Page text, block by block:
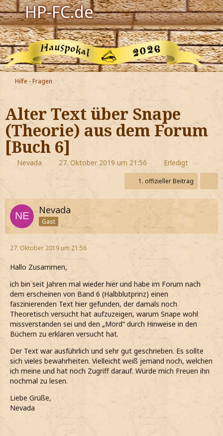
HP-FC.de
Navigation
Harry Potter
Der HP-FC
Hogwarts
Zauberwelt
Willkommen
Jetzt Fanclub-Mitglied werden!
Hilfe - Fragen
Alter Text über Snape
(Theorie) aus dem Forum
[Buch 6]
Nevada 27. Oktober 2019 um 21:56 Erledigt
1. offizieller Beitrag
Nevada
Gast
27. Oktober 2019 um 21:56
Hallo Zusammen,
ich bin seit Jahren mal wieder hier und habe im Forum nach
dem erscheinen von Band 6 (Halbblutprinz) einen
faszinierenden Text hier gefunden, der damals noch
Theoretisch versucht hat aufzuzeigen, warum Snape wohl
missverstanden sei und den „Mord“ durch Hinweise in den
Büchern zu erklären versucht hat.
Der Text war ausführlich und sehr gut geschrieben. Es sollte
sich vieles bewahrheiten. Vielleicht weiß jemand noch, welchen
ich meine und hat noch Zugriff darauf. Würde mich Freuen ihn
nochmal zu lesen.
Liebe Grüße,
Nevada